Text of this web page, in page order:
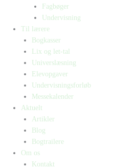
Fagbøger
Undervisning
Til lærere
Bogkasser
Lix og let-tal
Universlæsning
Elevopgaver
Undervisningsforløb
Messekalender
Aktuelt
Artikler
Blog
Bogtrailere
Om os
Kontakt